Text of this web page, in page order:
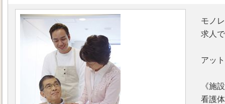
モノ
求人
アッ
《施
看護